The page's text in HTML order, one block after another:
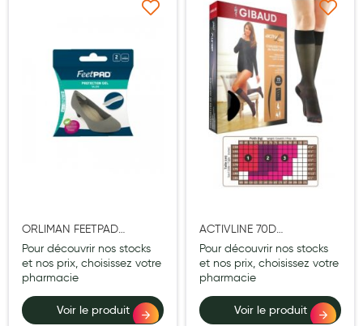
Anti-poux
Solaire et moustique
Piqûres insectes
Contention veineuse
Contactologie
Soins ORL
ORLIMAN FEETPAD
PROTECTION GEL TALON
TU X2
Pour découvrir nos stocks
et nos prix, choisissez votre
pharmacie
Voir le produit
Ajouter à ma liste d’envie
ACTIVLINE 70D
CHAUSSETTE NOIRE T2
Pour découvrir nos stocks
et nos prix, choisissez votre
pharmacie
Voir le produit
Ajouter à ma liste